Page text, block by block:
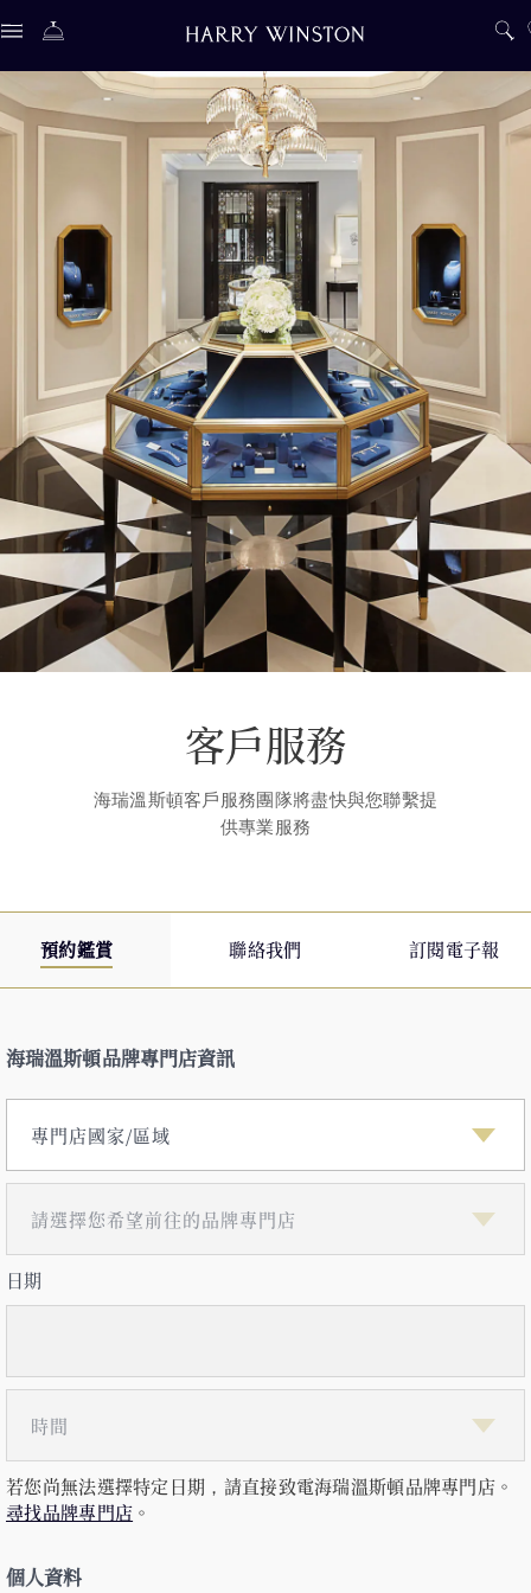
客戶服務
海瑞溫斯頓客戶服務團隊將盡快與您聯繫提
供專業服務
預約鑑賞 聯絡我們 訂閱電子報
海瑞溫斯頓品牌專門店資訊
地址
日期
若您尚無法選擇特定日期，請直接致電海瑞溫斯頓品牌專門店。
尋找品牌專門店 。
個人資料